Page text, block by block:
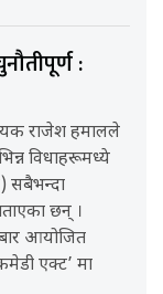
:
राजेश हमालले
विधाहरूमध्ये
सबैभन्दा
छन् ।
आयोजित
एक्ट’ मा